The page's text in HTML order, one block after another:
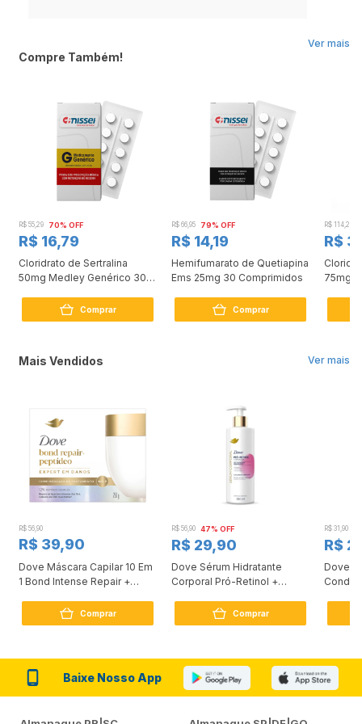
Ver mais
Compre Também!
R$ 55,29 70% OFF
R$ 16,79
Cloridrato de Sertralina
50mg Medley Genérico 30
Comprar
R$ 66,95 79% OFF
R$ 14,19
Hemifumarato de Quetiapina
Ems 25mg 30 Comprimidos
Comprar
R$ 114,24
R$
75mg
Ver mais
Mais Vendidos
R$ 56,90
R$ 39,90
Dove Máscara Capilar 10 Em
1 Bond Intense Repair +
Comprar
R$ 56,90 47% OFF
R$ 29,90
Dove Sérum Hidratante
Corporal Pró-Retinol +
Comprar
R$ 31,90
R$
Dove
Baixe Nosso App